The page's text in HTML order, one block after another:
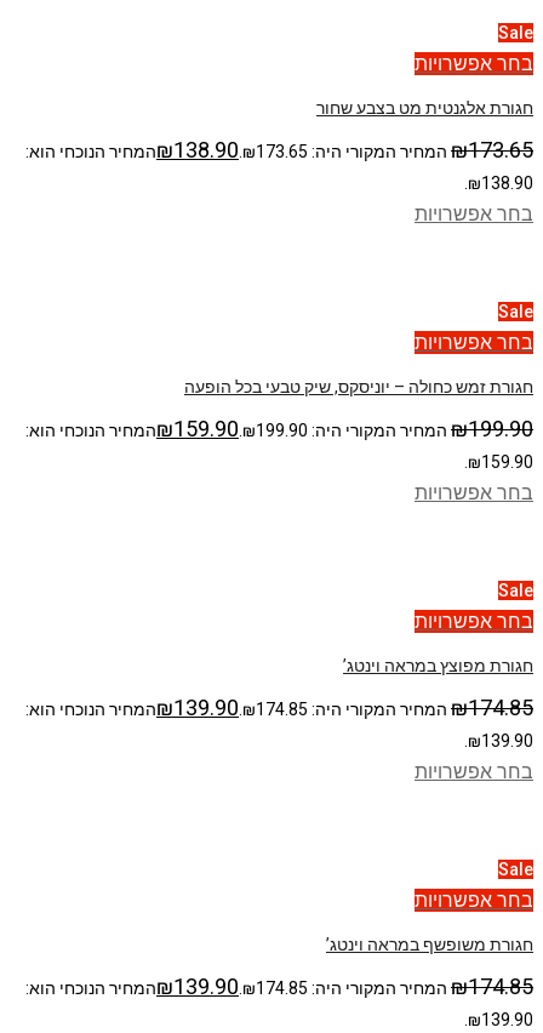
Sale
בחר אפשרויות
חגורת אלגנטית מט בצבע שחור
₪173.65 המחיר המקורי היה: ₪173.65. ₪138.90
המחיר הנוכחי הוא:
₪138.90.
בחר אפשרויות
Sale
בחר אפשרויות
חגורת זמש כחולה – יוניסקס, שיק טבעי בכל הופעה
₪199.90 המחיר המקורי היה: ₪199.90. ₪159.90
המחיר הנוכחי הוא:
₪159.90.
בחר אפשרויות
Sale
בחר אפשרויות
חגורת מפוצץ במראה וינטג’
₪174.85 המחיר המקורי היה: ₪174.85. ₪139.90
המחיר הנוכחי הוא:
₪139.90.
בחר אפשרויות
Sale
בחר אפשרויות
חגורת משופשף במראה וינטג’
₪174.85 המחיר המקורי היה: ₪174.85. ₪139.90
המחיר הנוכחי הוא:
₪139.90.